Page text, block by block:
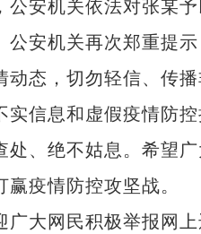
公安机关依法对张某予
机关再次郑重提示
动态，切勿轻信、传
实信息和虚假疫情防
处、绝不姑息。希望
疫情防控攻坚战。
网民积极举报网上